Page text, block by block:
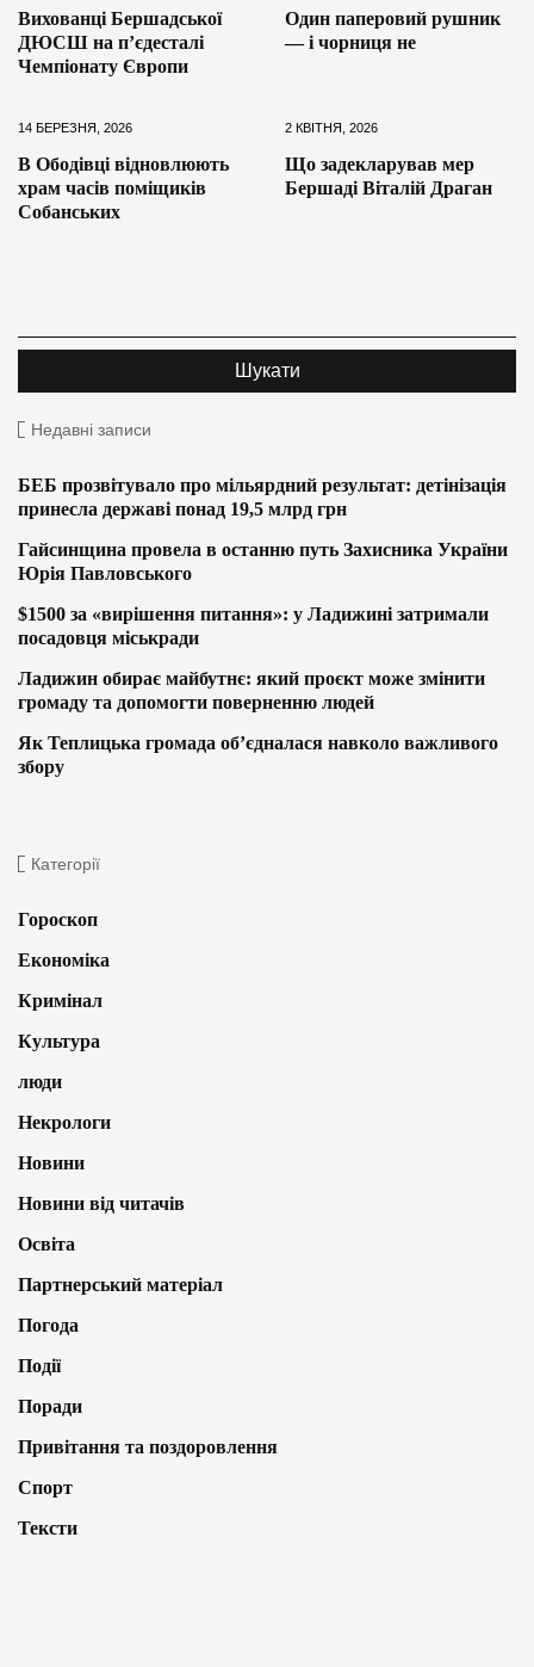
Вихованці Бершадської
ДЮСШ на п’єдесталі
Чемпіонату Європи
Один паперовий рушник
— і чорниця не
14 БЕРЕЗНЯ, 2026
В Ободівці відновлюють
храм часів поміщиків
Собанських
2 КВІТНЯ, 2026
Що задекларував мер
Бершаді Віталій Драган
Недавні записи
БЕБ прозвітувало про мільярдний результат: детінізація
принесла державі понад 19,5 млрд грн
Гайсинщина провела в останню путь Захисника України
Юрія Павловського
$1500 за «вирішення питання»: у Ладижині затримали
посадовця міськради
Ладижин обирає майбутнє: який проєкт може змінити
громаду та допомогти поверненню людей
Як Теплицька громада об’єдналася навколо важливого
збору
Категорії
Гороскоп
Економіка
Кримінал
Культура
люди
Некрологи
Новини
Новини від читачів
Освіта
Партнерський матеріал
Погода
Події
Поради
Привітання та поздоровлення
Спорт
Тексти